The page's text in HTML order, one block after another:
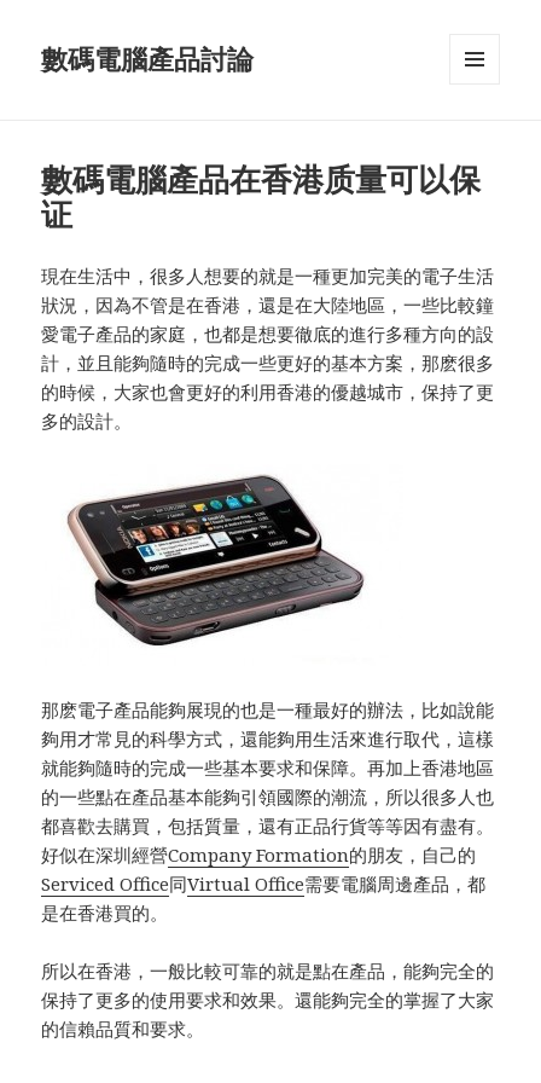
數碼電腦產品討論
數碼電腦產品在香港质量可以保
证
現在生活中，很多人想要的就是一種更加完美的電子生活
狀況，因為不管是在香港，還是在大陸地區，一些比較鐘
愛電子產品的家庭，也都是想要徹底的進行多種方向的設
計，並且能夠隨時的完成一些更好的基本方案，那麽很多
的時候，大家也會更好的利用香港的優越城市，保持了更
多的設計。
那麽電子產品能夠展現的也是一種最好的辦法，比如說能
夠用才常見的科學方式，還能夠用生活來進行取代，這樣
就能夠隨時的完成一些基本要求和保障。再加上香港地區
的一些點在產品基本能夠引領國際的潮流，所以很多人也
都喜歡去購買，包括質量，還有正品行貨等等因有盡有。
好似在深圳經營Company Formation的朋友，自己的
Serviced Office同Virtual Office需要電腦周邊產品，都
是在香港買的。
所以在香港，一般比較可靠的就是點在產品，能夠完全的
保持了更多的使用要求和效果。還能夠完全的掌握了大家
的信賴品質和要求。